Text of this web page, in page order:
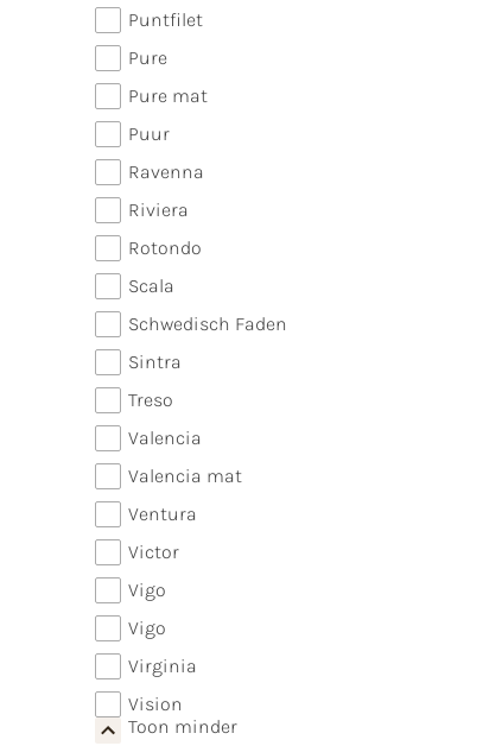
Puntfilet
Pure
Pure mat
Puur
Ravenna
Riviera
Rotondo
Scala
Schwedisch Faden
Sintra
Treso
Valencia
Valencia mat
Ventura
Victor
Vigo
Vigo
Virginia
Vision
Toon minder